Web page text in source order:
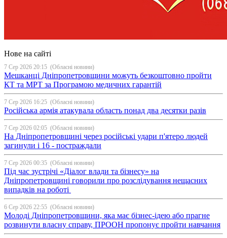
Нове на сайті
7 Сер 2026 20:15 (Обласні новини)
Мешканці Дніпропетровщини можуть безкоштовно пройти
КТ та МРТ за Програмою медичних гарантій
7 Сер 2026 16:25 (Обласні новини)
Російська армія атакувала область понад два десятки разів
7 Сер 2026 02:05 (Обласні новини)
На Дніпропетровщині через російські удари п'ятеро людей
загинули і 16 - постраждали
7 Сер 2026 00:35 (Обласні новини)
Під час зустрічі «Діалог влади та бізнесу» на
Дніпропетровщині говорили про розслідування нещасних
випадків на роботі
6 Сер 2026 22:55 (Обласні новини)
Молоді Дніпропетровщини, яка має бізнес-ідею або прагне
розвинути власну справу, ПРООН пропонує пройти навчання